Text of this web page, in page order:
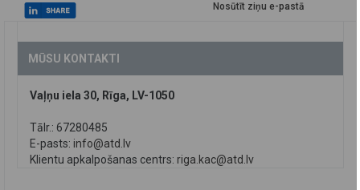
Nosūtīt ziņu e-pastā
MŪSU KONTAKTI
Vaļņu iela 30, Rīga, LV-1050
Tālr.: 67280485
E-pasts: info@atd.lv
Klientu apkalpošanas centrs: riga.kac@atd.lv